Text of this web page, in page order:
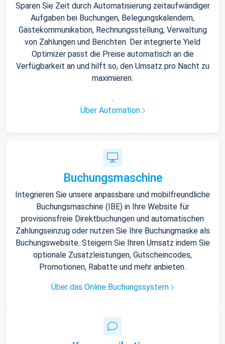
Sparen Sie Zeit durch Automatisierung zeitaufwändiger
Aufgaben bei Buchungen, Belegungskalendern,
Gästekommunikation, Rechnungsstellung, Verwaltung
von Zahlungen und Berichten. Der integrierte Yield
Optimizer passt die Preise automatisch an die
Verfügbarkeit an und hilft so, den Umsatz pro Nacht zu
maximieren.
.
Über Automation
Buchungsmaschine
Integrieren Sie unsere anpassbare und mobilfreundliche
Buchungsmaschine (IBE) in Ihre Website für
provisionsfreie Direktbuchungen und automatischen
Zahlungseinzug oder nutzen Sie Ihre Buchungmaske als
Buchungswebsite. Steigern Sie Ihren Umsatz indem Sie
optionale Zusatzleistungen, Gutscheincodes,
Promotionen, Rabatte und mehr anbieten.
Über das Online Buchungssystem